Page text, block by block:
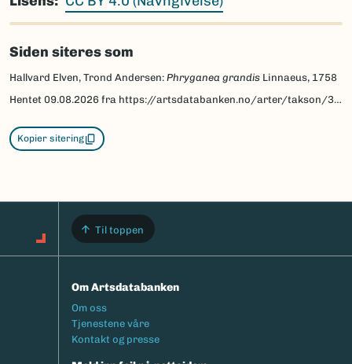
Siden siteres som
Hallvard Elven, Trond Andersen: Phryganea grandis Linnaeus, 1758
Hentet 09.08.2026 fra https://artsdatabanken.no/arter/takson/32946/beskrivelse
Kopier sitering
Til toppen
Om Artsdatabanken
Footermeny
Om oss
Tjenestene våre
Kontakt og presse